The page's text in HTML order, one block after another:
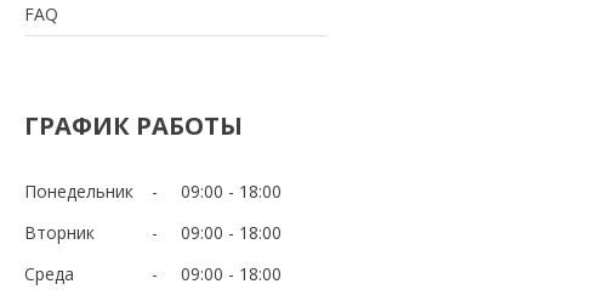
FAQ
ГРАФИК РАБОТЫ
Понедельник 09:00
18:00
Вторник
09:00
18:00
Среда
09:00
18:00